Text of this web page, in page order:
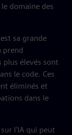
domaine des
sa grande
prend
élevés sont
le code. Ces
éliminés et
dans le
l'IA qui peut